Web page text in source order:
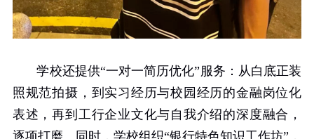
学校还提供“一对一简历优化”服务：从白底正装
照规范拍摄，到实习经历与校园经历的金融岗位化
表述，再到工行企业文化与自我介绍的深度融合，
逐项打磨。同时，学校组织“银行特色知识工作坊”，